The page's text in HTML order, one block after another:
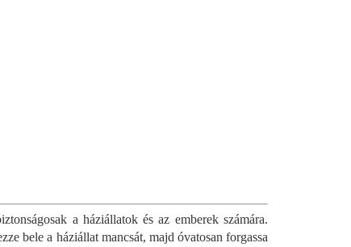
a háziállatok és az emberek számára.
bele a háziállat mancsát, majd óvatosan forgassa